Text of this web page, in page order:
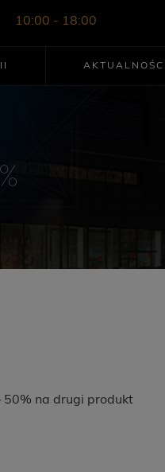
10:00 - 18:00
AKTUALNOŚCI
50% na drugi produkt